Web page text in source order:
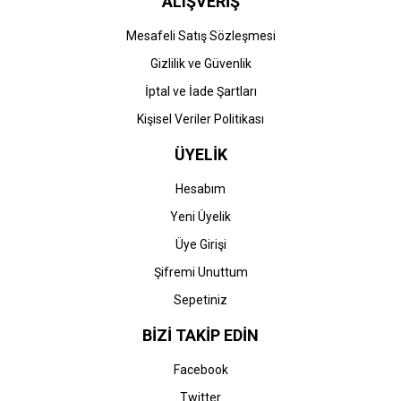
Mesafeli Satış Sözleşmesi
Gizlilik ve Güvenlik
İptal ve İade Şartları
Kişisel Veriler Politikası
ÜYELİK
Hesabım
Yeni Üyelik
Üye Girişi
Şifremi Unuttum
Sepetiniz
BİZİ TAKİP EDİN
Facebook
Twitter